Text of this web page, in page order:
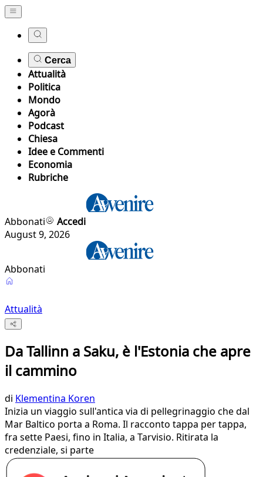
Cerca
Attualità
Politica
Mondo
Agorà
Podcast
Chiesa
Idee e Commenti
Economia
Rubriche
Abbonati
Accedi
August 9, 2026
Abbonati
Attualità
Da Tallinn a Saku, è l'Estonia che apre
il cammino
di Klementina Koren
Inizia un viaggio sull'antica via di pellegrinaggio che dal
Mar Baltico porta a Roma. Il racconto tappa per tappa,
fra sette Paesi, fino in Italia, a Tarvisio. Ritirata la
credenziale, si parte